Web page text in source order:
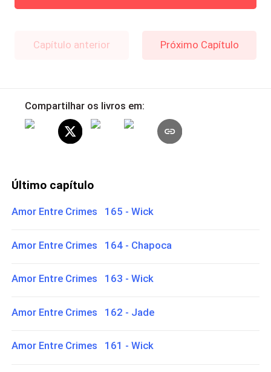
Capítulo anterior Próximo Capítulo
Compartilhar os livros em:
Último capítulo
Amor Entre Crimes 165 - Wick
Amor Entre Crimes 164 - Chapoca
Amor Entre Crimes 163 - Wick
Amor Entre Crimes 162 - Jade
Amor Entre Crimes 161 - Wick